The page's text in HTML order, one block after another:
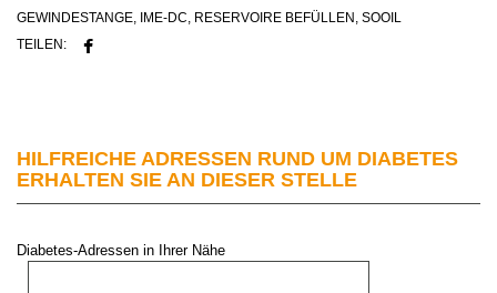
GEWINDESTANGE, IME-DC, RESERVOIRE BEFÜLLEN , SOOIL
TEILEN:
HILFREICHE ADRESSEN RUND UM DIABETES
ERHALTEN SIE AN DIESER STELLE
Diabetes-Adressen in Ihrer Nähe